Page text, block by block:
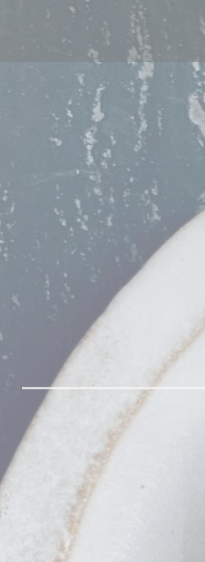
Панель управления cookies